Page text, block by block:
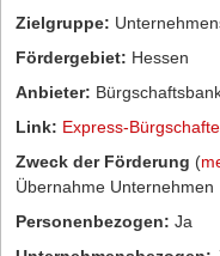
Zielgruppe:
Fördergebiet: Hessen
Anbieter:
Link: Express-
Zweck der Förderung (
Übernahme Unternehmen
Personenbezogen: Ja